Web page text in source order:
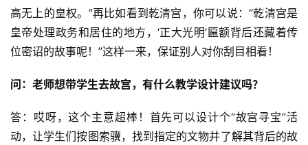
高无上的皇权。”再比如看到乾清宫，你可以说：“乾清宫是
皇帝处理政务和居住的地方，‘正大光明’匾额背后还藏着传
位密诏的故事呢！”这样一来，保证别人对你刮目相看！
问：老师想带学生去故宫，有什么教学设计建议吗？
答：哎呀，这个主意超棒！首先可以设计个“故宫寻宝”活
动，让学生们按图索骥，找到指定的文物并了解其背后的故